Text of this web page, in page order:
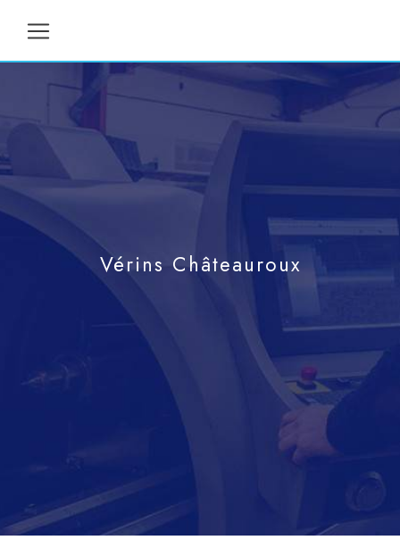
Vérins Châteauroux